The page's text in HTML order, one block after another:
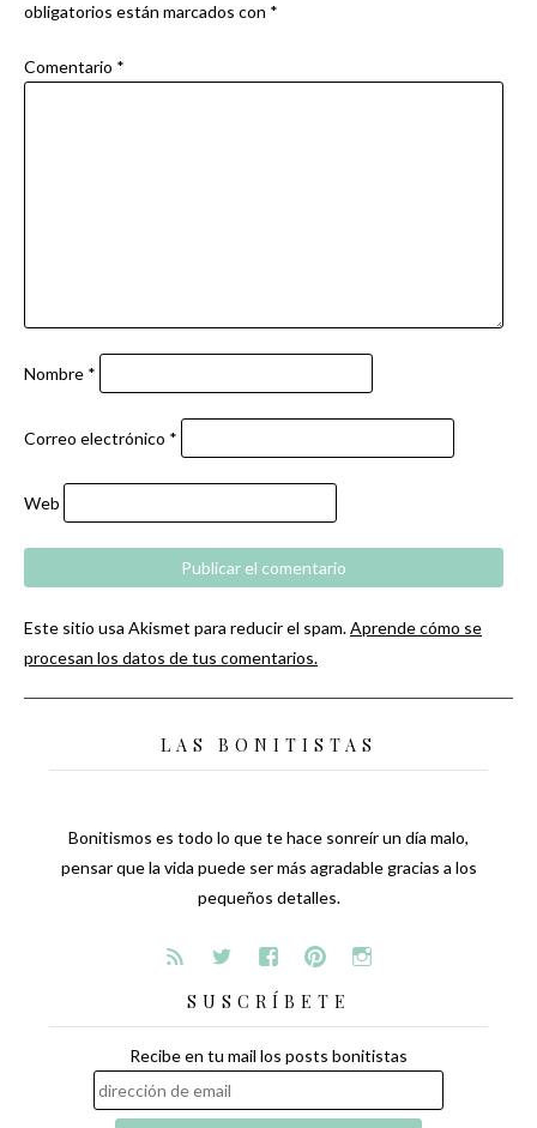
obligatorios están marcados con *
Comentario *
Nombre *
Correo electrónico *
Web
Este sitio usa Akismet para reducir el spam.Aprende cómo se
procesan los datos de tus comentarios.
LAS BONITISTAS
Bonitismos es todo lo que te hace sonreír un día malo,
pensar que la vida puede ser más agradable gracias a los
pequeños detalles.
SUSCRÍBETE
Recibe en tu mail los posts bonitistas